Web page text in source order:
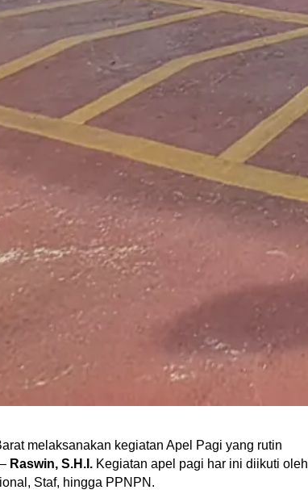
melaksanakan kegiatan Apel Pagi yang rutin
Raswin, S.H.I. Kegiatan apel pagi har ini diikuti oleh
Staf, hingga PPNPN.